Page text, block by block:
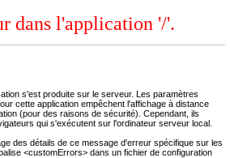
dans l'application '/'.
s'est produite sur le serveur. Les paramètres
cette application empêchent l'affichage à distance
(pour des raisons de sécurité). Cependant, ils
qui s'exécutent sur l'ordinateur serveur local.
des détails de ce message d'erreur spécifique sur les
<customErrors> dans un fichier de configuration